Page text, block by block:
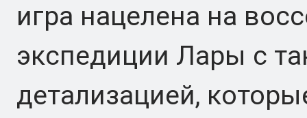
игра нацелена на
экспедиции Лары с
детализацией,